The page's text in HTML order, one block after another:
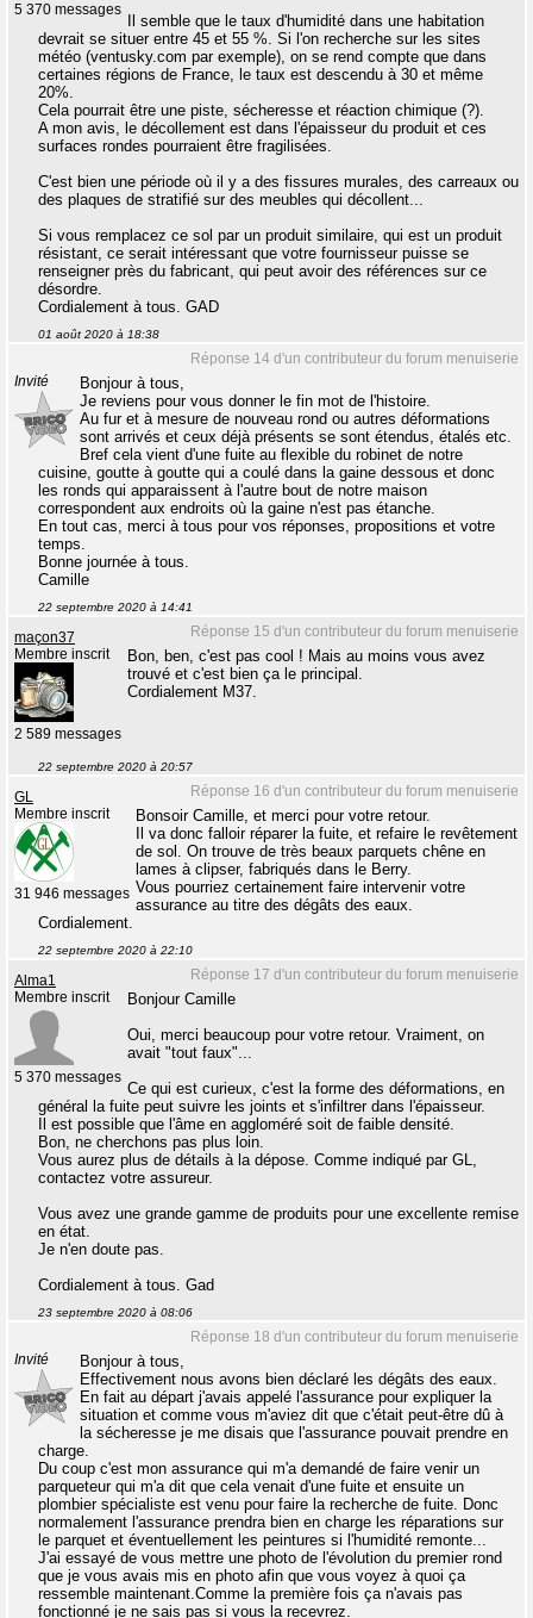
5 370 messages
Il semble que le taux d'humidité dans une habitation
devrait se situer entre 45 et 55 %. Si l'on recherche sur les sites
météo (ventusky.com par exemple), on se rend compte que dans
certaines régions de France, le taux est descendu à 30 et même
20%.
Cela pourrait être une piste, sécheresse et réaction chimique (?).
A mon avis, le décollement est dans l'épaisseur du produit et ces
surfaces rondes pourraient être fragilisées.
C'est bien une période où il y a des fissures murales, des carreaux ou
des plaques de stratifié sur des meubles qui décollent...
Si vous remplacez ce sol par un produit similaire, qui est un produit
résistant, ce serait intéressant que votre fournisseur puisse se
renseigner près du fabricant, qui peut avoir des références sur ce
désordre.
Cordialement à tous. GAD
01 août 2020 à 18:38
Réponse 14 d'un contributeur du forum menuiserie
Invité
Bonjour à tous,
Je reviens pour vous donner le fin mot de l'histoire.
Au fur et à mesure de nouveau rond ou autres déformations
sont arrivés et ceux déjà présents se sont étendus, étalés etc.
Bref cela vient d'une fuite au flexible du robinet de notre
cuisine, goutte à goutte qui a coulé dans la gaine dessous et donc
les ronds qui apparaissent à l'autre bout de notre maison
correspondent aux endroits où la gaine n'est pas étanche.
En tout cas, merci à tous pour vos réponses, propositions et votre
temps.
Bonne journée à tous.
Camille
22 septembre 2020 à 14:41
Réponse 15 d'un contributeur du forum menuiserie
maçon37
Membre inscrit
2 589 messages
Bon, ben, c'est pas cool ! Mais au moins vous avez
trouvé et c'est bien ça le principal.
Cordialement M37.
22 septembre 2020 à 20:57
Réponse 16 d'un contributeur du forum menuiserie
GL
Membre inscrit
31 946 messages
Bonsoir Camille, et merci pour votre retour.
Il va donc falloir réparer la fuite, et refaire le revêtement
de sol. On trouve de très beaux parquets chêne en
lames à clipser, fabriqués dans le Berry.
Vous pourriez certainement faire intervenir votre
assurance au titre des dégâts des eaux.
Cordialement.
22 septembre 2020 à 22:10
Réponse 17 d'un contributeur du forum menuiserie
Alma1
Membre inscrit
5 370 messages
Bonjour Camille
Oui, merci beaucoup pour votre retour. Vraiment, on
avait "tout faux"...
Ce qui est curieux, c'est la forme des déformations, en
général la fuite peut suivre les joints et s'infiltrer dans l'épaisseur.
Il est possible que l'âme en aggloméré soit de faible densité.
Bon, ne cherchons pas plus loin.
Vous aurez plus de détails à la dépose. Comme indiqué par GL,
contactez votre assureur.
Vous avez une grande gamme de produits pour une excellente remise
en état.
Je n'en doute pas.
Cordialement à tous. Gad
23 septembre 2020 à 08:06
Réponse 18 d'un contributeur du forum menuiserie
Invité
Bonjour à tous,
Effectivement nous avons bien déclaré les dégâts des eaux.
En fait au départ j'avais appelé l'assurance pour expliquer la
situation et comme vous m'aviez dit que c'était peut-être dû à
la sécheresse je me disais que l'assurance pouvait prendre en
charge.
Du coup c'est mon assurance qui m'a demandé de faire venir un
parqueteur qui m'a dit que cela venait d'une fuite et ensuite un
plombier spécialiste est venu pour faire la recherche de fuite. Donc
normalement l'assurance prendra bien en charge les réparations sur
le parquet et éventuellement les peintures si l'humidité remonte...
J'ai essayé de vous mettre une photo de l'évolution du premier rond
que je vous avais mis en photo afin que vous voyez à quoi ça
ressemble maintenant.Comme la première fois ça n'avais pas
fonctionné je ne sais pas si vous la recevrez.